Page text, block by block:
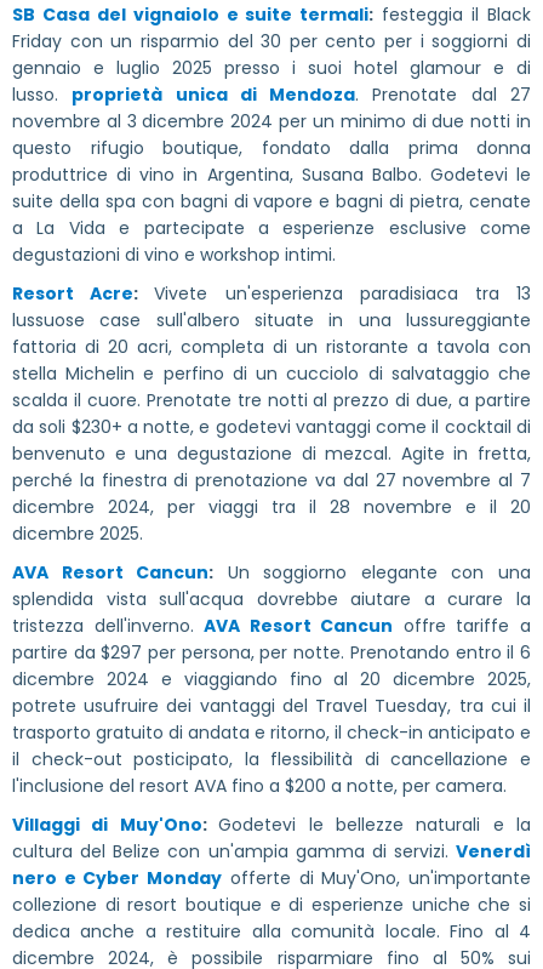
SB Casa del vignaiolo e suite termali: festeggia il Black
Friday con un risparmio del 30 per cento per i soggiorni di
gennaio e luglio 2025 presso i suoi hotel glamour e di
lusso. proprietà unica di Mendoza. Prenotate dal 27
novembre al 3 dicembre 2024 per un minimo di due notti in
questo rifugio boutique, fondato dalla prima donna
produttrice di vino in Argentina, Susana Balbo. Godetevi le
suite della spa con bagni di vapore e bagni di pietra, cenate
a La Vida e partecipate a esperienze esclusive come
degustazioni di vino e workshop intimi.
Resort Acre:Vivete un'esperienza paradisiaca tra 13
lussuose case sull'albero situate in una lussureggiante
fattoria di 20 acri, completa di un ristorante a tavola con
stella Michelin e perfino di un cucciolo di salvataggio che
scalda il cuore. Prenotate tre notti al prezzo di due, a partire
da soli $230+ a notte, e godetevi vantaggi come il cocktail di
benvenuto e una degustazione di mezcal. Agite in fretta,
perché la finestra di prenotazione va dal 27 novembre al 7
dicembre 2024, per viaggi tra il 28 novembre e il 20
dicembre 2025.
AVA Resort Cancun: Un soggiorno elegante con una
splendida vista sull'acqua dovrebbe aiutare a curare la
tristezza dell'inverno.AVA Resort Cancun offre tariffe a
partire da $297 per persona, per notte. Prenotando entro il 6
dicembre 2024 e viaggiando fino al 20 dicembre 2025,
potrete usufruire dei vantaggi del Travel Tuesday, tra cui il
trasporto gratuito di andata e ritorno, il check-in anticipato e
il check-out posticipato, la flessibilità di cancellazione e
l'inclusione del resort AVA fino a $200 a notte, per camera.
Villaggi di Muy'Ono:Godetevi le bellezze naturali e la
cultura del Belize con un'ampia gamma di servizi. Venerdì
nero e Cyber Monday offerte di Muy'Ono, un'importante
collezione di resort boutique e di esperienze uniche che si
dedica anche a restituire alla comunità locale. Fino al 4
dicembre 2024, è possibile risparmiare fino al 50% sui